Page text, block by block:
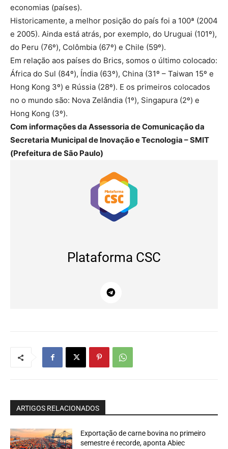
economias (países).
Historicamente, a melhor posição do país foi a 100ª (2004
e 2005). Ainda está atrás, por exemplo, do Uruguai (101º),
do Peru (76º), Colômbia (67º) e Chile (59º).
Em relação aos países do Brics, somos o último colocado:
África do Sul (84º), Índia (63º), China (31º – Taiwan 15º e
Hong Kong 3º) e Rússia (28º). E os primeiros colocados
no o mundo são: Nova Zelândia (1º), Singapura (2º) e
Hong Kong (3º).
Com informações da Assessoria de Comunicação da
Secretaria Municipal de Inovação e Tecnologia – SMIT
(Prefeitura de São Paulo)
Plataforma CSC
ARTIGOS RELACIONADOS
Exportação de carne bovina no primeiro
semestre é recorde, aponta Abiec